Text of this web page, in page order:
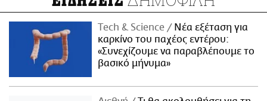
Τech & Science
Νέα εξέταση για
καρκίνο του παχέος εντέρου:
«Συνεχίζουμε να παραβλέπουμε το
βασικό μήνυμα»